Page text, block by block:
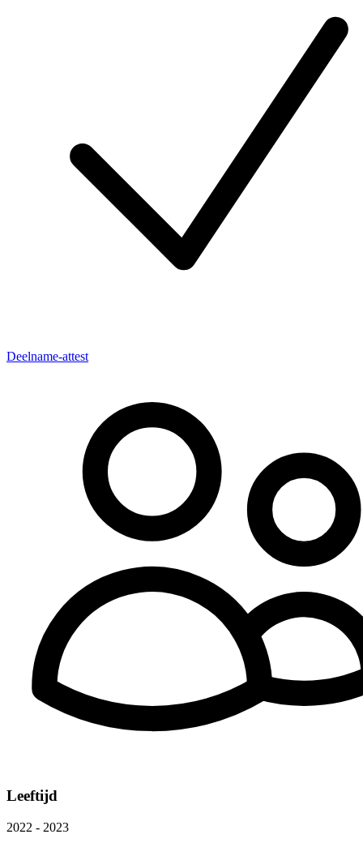
Deelname-attest
Leeftijd
2022 - 2023